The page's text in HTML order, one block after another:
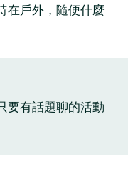
在戶外，隨便什麼
要有話題聊的活動